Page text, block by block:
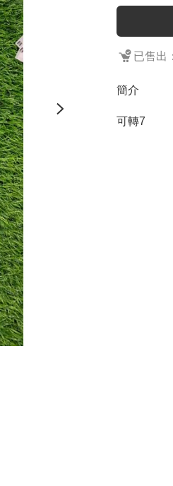
已售出
簡介
可轉7